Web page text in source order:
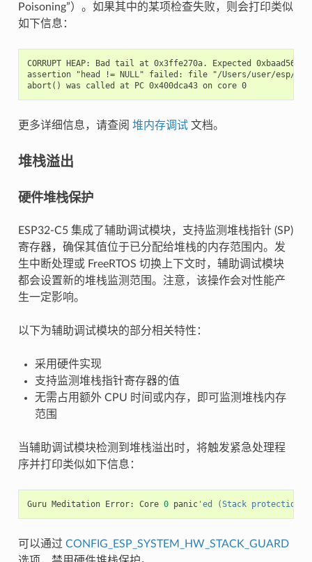
Poisoning”）。如果其中的某项检查失败，则会打印类似
如下信息：
CORRUPT HEAP: Bad tail at 0x3ffe270a. Expected 0xbaad5678
assertion "head != NULL" failed: file "/Users/user/esp/
abort() was called at PC 0x400dca43 on core 0
更多详细信息，请查阅 堆内存调试文档。
堆栈溢出
硬件堆栈保护
ESP32-C5 集成了辅助调试模块，支持监测堆栈指针 (SP)
寄存器，确保其值位于已分配给堆栈的内存范围内。发
生中断处理或 FreeRTOS 切换上下文时，辅助调试模块
都会设置新的堆栈监测范围。注意，该操作会对性能产
生一定影响。
以下为辅助调试模块的部分相关特性：
采用硬件实现
支持监测堆栈指针寄存器的值
无需占用额外 CPU 时间或内存，即可监测堆栈内存
范围
当辅助调试模块检测到堆栈溢出时，将触发紧急处理程
序并打印类似如下信息：
Guru Meditation Error: Core 0 panic'ed (Stack protection
可以通过 CONFIG_ESP_SYSTEM_HW_STACK_GUARD